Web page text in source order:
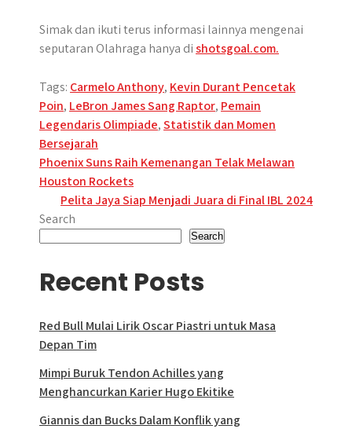
Simak dan ikuti terus informasi lainnya mengenai
seputaran Olahraga hanya dishotsgoal.com.
Tags: Carmelo Anthony, Kevin Durant Pencetak
Poin, LeBron James Sang Raptor, Pemain
Legendaris Olimpiade,Statistik dan Momen
Bersejarah
Post
navigation
Phoenix Suns Raih Kemenangan Telak Melawan
Houston Rockets
Pelita Jaya Siap Menjadi Juara di Final IBL 2024
Search
Search
Recent Posts
Red Bull Mulai Lirik Oscar Piastri untuk Masa
Depan Tim
Mimpi Buruk Tendon Achilles yang
Menghancurkan Karier Hugo Ekitike
Giannis dan Bucks Dalam Konflik yang